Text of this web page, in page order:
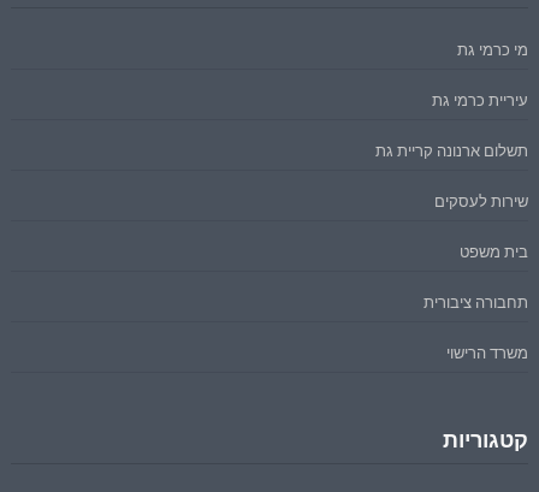
מי כרמי גת
עיריית כרמי גת
תשלום ארנונה קריית גת
שירות לעסקים
בית משפט
תחבורה ציבורית
משרד הרישוי
קטגוריות